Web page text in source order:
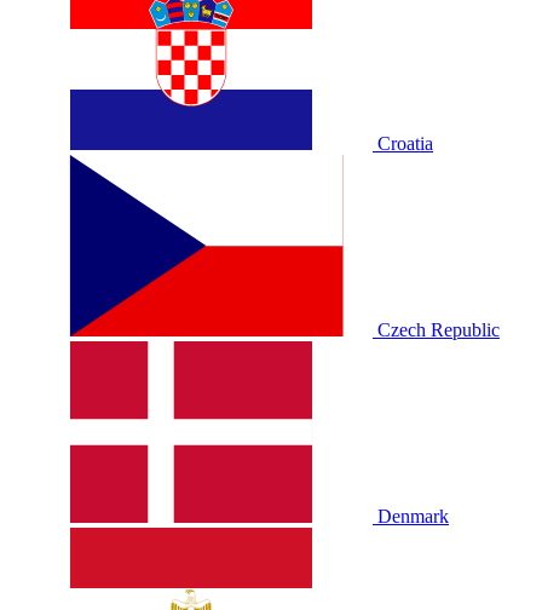
Croatia
Czech Republic
Denmark